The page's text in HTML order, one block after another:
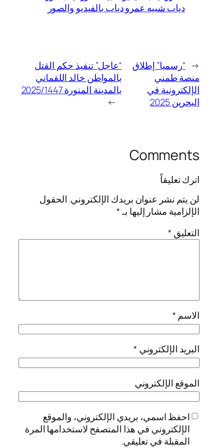
دياب شبيه عمرو دياب بالفيديو والصور
← “رسميا” إطلاق
منصة طمني
الإلكترونية في
البحرين 2025
“عاجل” تنفيذ حكم القتل
بالمواطن خالد اللقماني
بالمدينة المنورة 2025/1447
→
Comments
اترك تعليقاً
لن يتم نشر عنوان بريدك الإلكتروني.الحقول
الإلزامية مشار إليها بـ*
التعليق *
الاسم*
البريد الإلكتروني *
الموقع الإلكتروني
احفظ اسمي، بريدي الإلكتروني، والموقع
الإلكتروني في هذا المتصفح لاستخدامها المرة
المقبلة في تعليقي.